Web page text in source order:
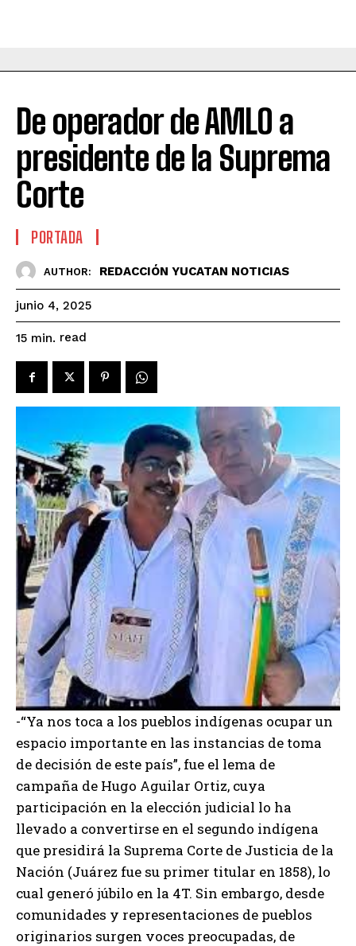
De operador de AMLO a
presidente de la Suprema
Corte
PORTADA
AUTHOR: REDACCIÓN YUCATAN NOTICIAS
junio 4, 2025
15 min. read
-“Ya nos toca a los pueblos indígenas ocupar un
espacio importante en las instancias de toma
de decisión de este país”, fue el lema de
campaña de Hugo Aguilar Ortiz, cuya
participación en la elección judicial lo ha
llevado a convertirse en el segundo indígena
que presidirá la Suprema Corte de Justicia de la
Nación (Juárez fue su primer titular en 1858), lo
cual generó júbilo en la 4T. Sin embargo, desde
comunidades y representaciones de pueblos
originarios surgen voces preocupadas, de